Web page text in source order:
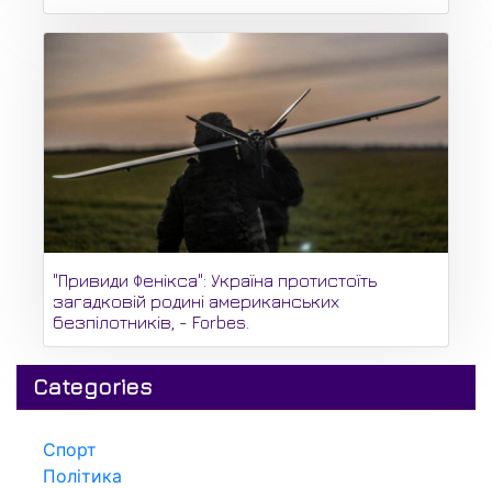
"Привиди Фенікса": Україна протистоїть
загадковій родині американських
безпілотників, - Forbes.
Categories
Спорт
Політика